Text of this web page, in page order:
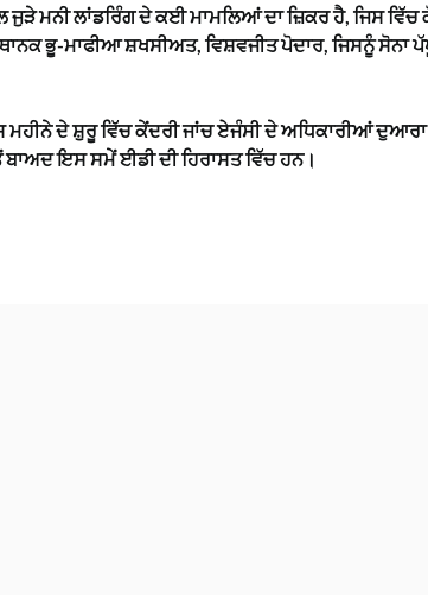
ਜੁੜੇ ਮਨੀ ਲਾਂਡਰਿੰਗ ਦੇ ਕਈ ਮਾਮਲਿਆਂ ਦਾ ਜ਼ਿਕਰ ਹੈ, ਜਿਸ ਵਿੱਚ
ਭੂ-ਮਾਫੀਆ ਸ਼ਖਸੀਅਤ, ਵਿਸ਼ਵਜੀਤ ਪੋਦਾਰ, ਜਿਸਨੂੰ ਸੋਨਾ ਪੱਪੂ
ਮਹੀਨੇ ਦੇ ਸ਼ੁਰੂ ਵਿੱਚ ਕੇਂਦਰੀ ਜਾਂਚ ਏਜੰਸੀ ਦੇ ਅਧਿਕਾਰੀਆਂ
ਬਾਅਦ ਇਸ ਸਮੇਂ ਈਡੀ ਦੀ ਹਿਰਾਸਤ ਵਿੱਚ ਹਨ।